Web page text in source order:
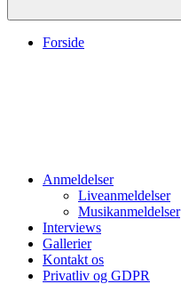
Forside
Anmeldelser
Liveanmeldelser
Musikanmeldelser
Interviews
Gallerier
Kontakt os
Privatliv og GDPR